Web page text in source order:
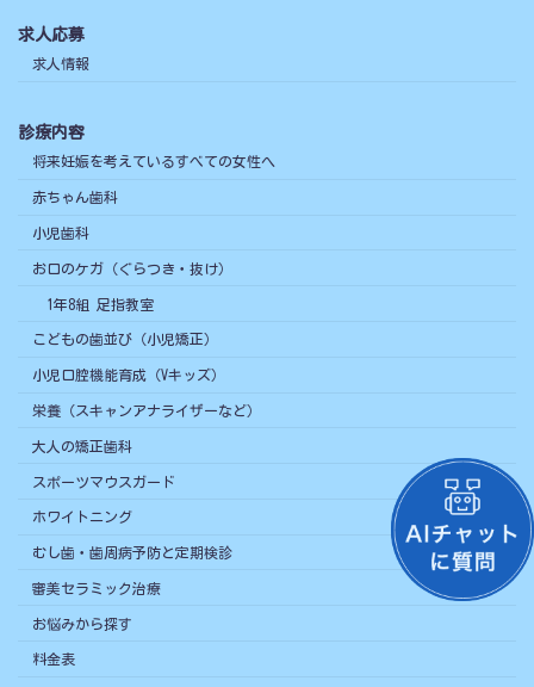
求人応募
求人情報
診療内容
将来妊娠を考えているすべての女性へ
赤ちゃん歯科
小児歯科
お口のケガ（ぐらつき・抜け）
1年8組 足指教室
こどもの歯並び（小児矯正）
小児口腔機能育成（Vキッズ）
栄養（スキャンアナライザーなど）
大人の矯正歯科
スポーツマウスガード
ホワイトニング
むし歯・歯周病予防と定期検診
審美セラミック治療
お悩みから探す
料金表